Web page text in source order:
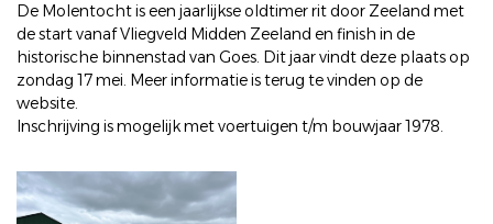
De Molentocht is een jaarlijkse oldtimer rit door Zeeland met
de start vanaf Vliegveld Midden Zeeland en finish in de
historische binnenstad van Goes. Dit jaar vindt deze plaats op
zondag 17 mei. Meer informatie is terug te vinden op de
website.
Inschrijving is mogelijk met voertuigen t/m bouwjaar 1978.